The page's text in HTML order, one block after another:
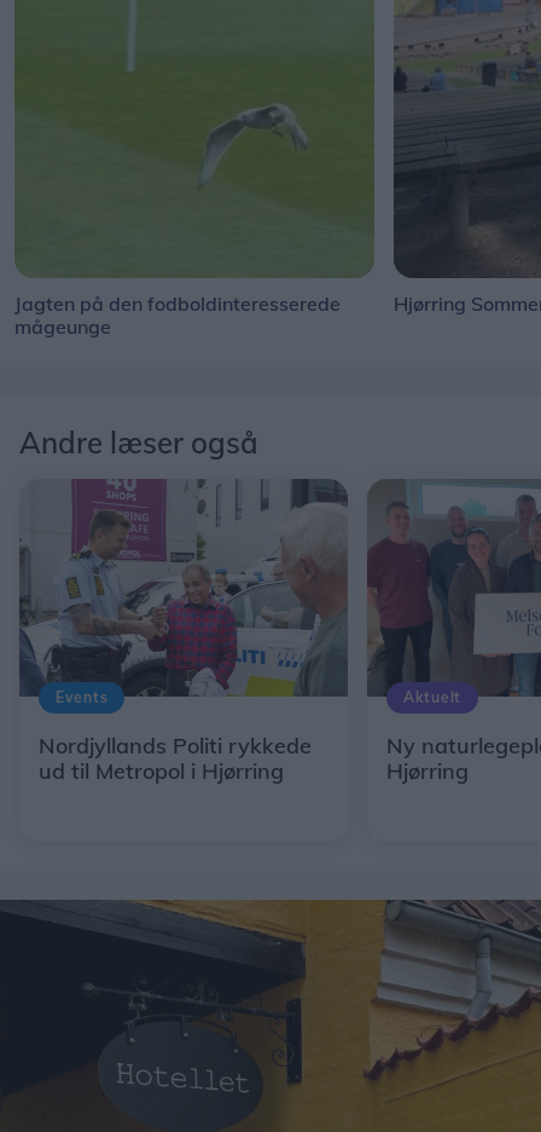
Jagten på den fodboldinteresserede
mågeunge
Hjørring
Andre læser også
Events
Nordjyllands Politi rykkede
ud til Metropol i Hjørring
Aktuelt
Ny
Hjørring